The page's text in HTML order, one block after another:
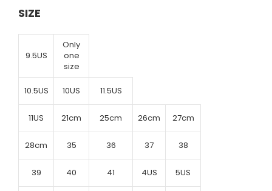
SIZE
9.5US
Only
one
size
10.5US 10US 11.5US
11US 21cm 25cm 26cm 27cm
28cm 35 36 37 38
39 40 41 4US 5US